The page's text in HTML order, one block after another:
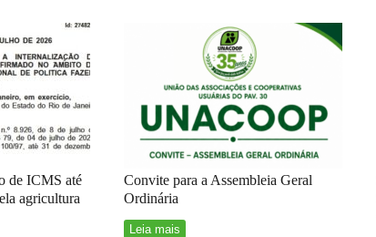
de ICMS até
agricultura
Convite para a Assembleia Geral
Ordinária
Leia mais